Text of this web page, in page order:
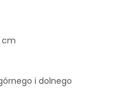
cm
i dolnego